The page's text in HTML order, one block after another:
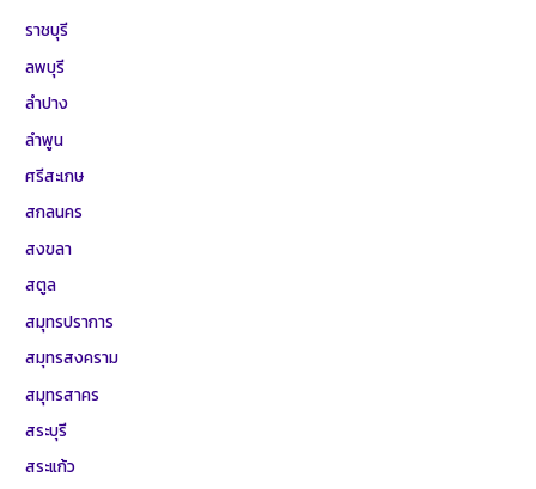
ราชบุรี
ลพบุรี
ลำปาง
ลำพูน
ศรีสะเกษ
สกลนคร
สงขลา
สตูล
สมุทรปราการ
สมุทรสงคราม
สมุทรสาคร
สระบุรี
สระแก้ว